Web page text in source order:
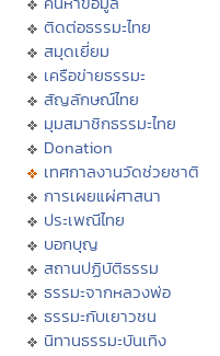
ติดต่อธรรมะไทย
สมุดเยี่ยม
เครือข่ายธรรมะ
สัญลักษณ์ไทย
มุมสมาชิกธรรมะไทย
Donation
เทศกาลงานวัดช่วยชาติ
การเผยแผ่ศาสนา
ประเพณีไทย
บอกบุญ
สถานปฏิบัติธรรม
ธรรมะจากหลวงพ่อ
ธรรมะกับเยาวชน
นิทานธรรมะบันเทิง